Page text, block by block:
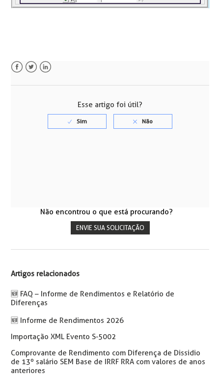
Esse artigo foi útil?
Não encontrou o que está procurando?
ENVIE SUA SOLICITAÇÃO
Artigos relacionados
🆕 FAQ – Informe de Rendimentos e Relatório de
Diferenças
🆕 Informe de Rendimentos 2026
Importação XML Evento S-5002
Comprovante de Rendimento com Diferença de Dissidio
de 13º salário SEM Base de IRRF RRA com valores de anos
anteriores